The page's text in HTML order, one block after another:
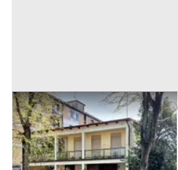
Asta Abitazione con corte esclusiva
Faenza (Ravenna)
Offerta minima
322.500 €
11/09/2026